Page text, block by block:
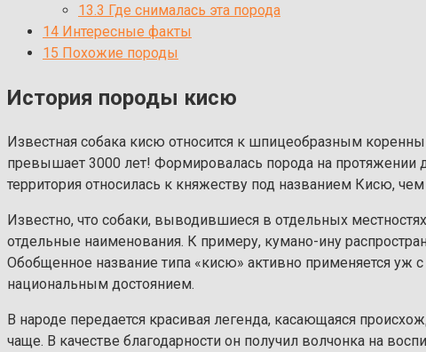
13.3 Где снималась эта порода
14 Интересные факты
15 Похожие породы
История породы кисю
Известная собака кисю относится к шпицеобразным
превышает 3000 лет! Формировалась порода на протяжении
территория относилась к княжеству под названием Кисю,
Известно, что собаки, выводившиеся в отдельных
отдельные наименования. К примеру, кумано-ину
Обобщенное название типа «кисю» активно применяется уж
национальным достоянием.
В народе передается красивая легенда, касающаяся
чаще. В качестве благодарности он получил волчонка на